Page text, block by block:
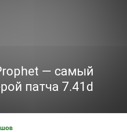
— самый
патча 7.41d